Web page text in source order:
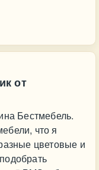
от
Бестмебель.
что я
цветовые и